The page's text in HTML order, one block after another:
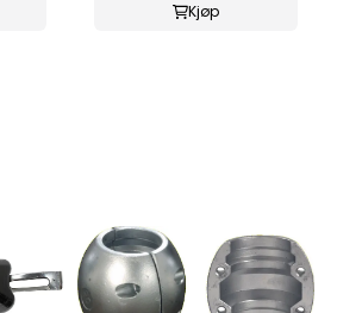
Kjøp